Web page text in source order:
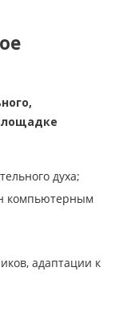
духа;
компьютерным
адаптации к